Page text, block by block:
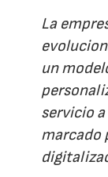
La
un
servicio
marcado